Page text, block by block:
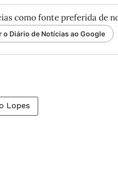
como fonte preferida de
o Diário de Notícias ao Google
Lopes